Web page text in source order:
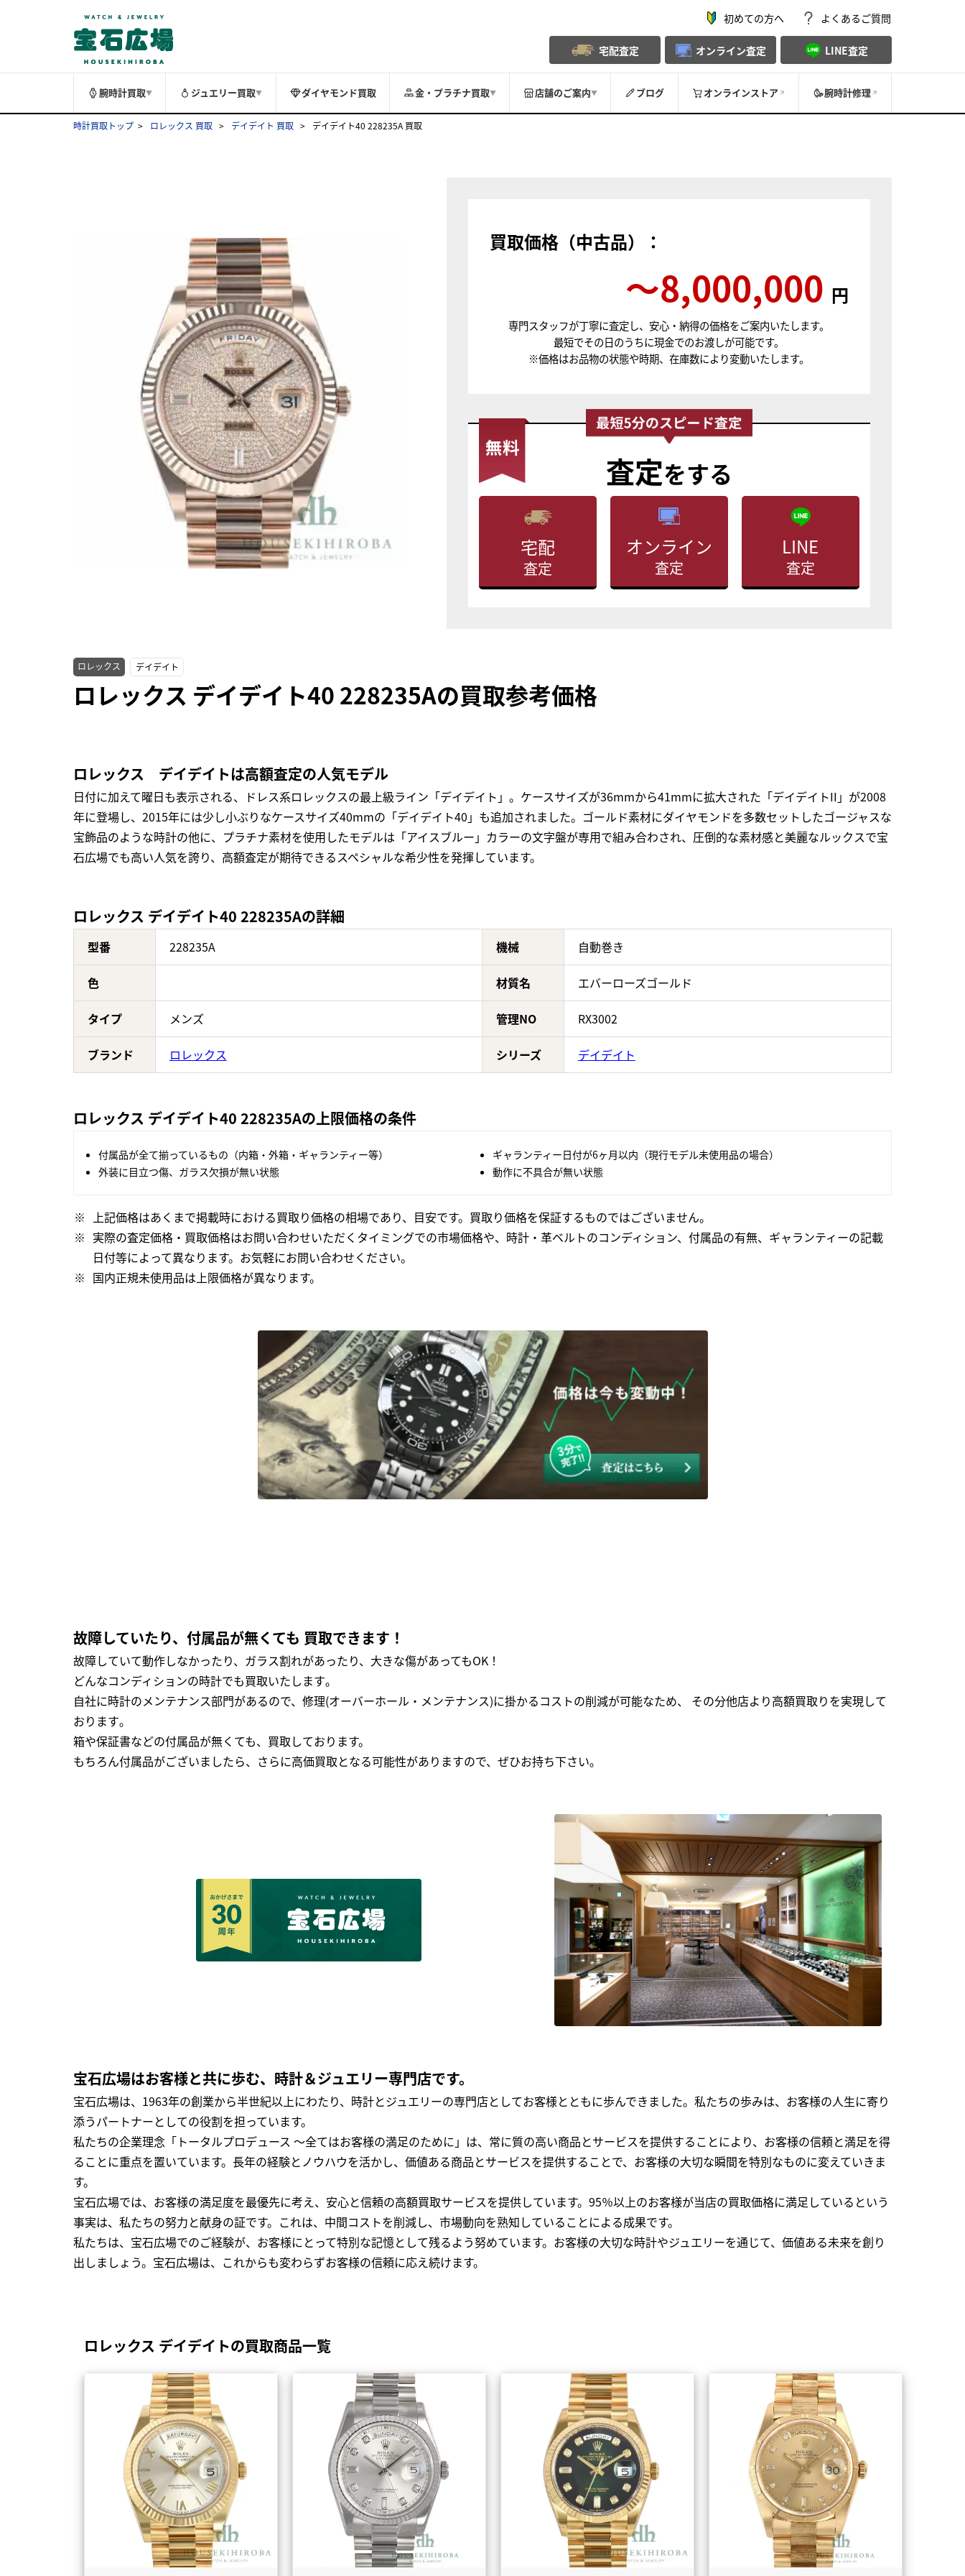
初めての方へ よくあるご質問
宅配査定 オンライン査定 LINE査定
腕時計買取▼ ジュエリー買取▼ ダイヤモンド買取 金・プラチナ買取▼ 店舗のご案内▼ ブログ オンラインストア 腕時計修理
時計買取トップ ロレックス 買取 デイデイト 買取 デイデイト40 228235A 買取
買取価格（中古品）：
〜8,000,000 円
専門スタッフが丁寧に査定し、安心・納得の価格をご案内いたします。
最短でその日のうちに現金でのお渡しが可能です。
※価格はお品物の状態や時期、在庫数により変動いたします。
査定をする
宅配
査定
オンライン
査定
LINE
査定
ロレックス デイデイト
ロレックス デイデイト40 228235Aの買取参考価格
ロレックス デイデイトは高額査定の人気モデル
日付に加えて曜日も表示される、ドレス系ロレックスの最上級ライン「デイデイト」。ケースサイズが36mmから41mmに拡大された「デイデイトII」が2008
年に登場し、2015年には少し小ぶりなケースサイズ40mmの「デイデイト40」も追加されました。ゴールド素材にダイヤモンドを多数セットしたゴージャスな
宝飾品のような時計の他に、プラチナ素材を使用したモデルは「アイスブルー」カラーの文字盤が専用で組み合わされ、圧倒的な素材感と美麗なルックスで宝
石広場でも高い人気を誇り、高額査定が期待できるスペシャルな希少性を発揮しています。
ロレックス デイデイト40 228235Aの詳細
型番 228235A 機械 自動巻き
色 材質名 エバーローズゴールド
タイプ メンズ 管理NO RX3002
ブランド ロレックス シリーズ デイデイト
ロレックス デイデイト40 228235Aの上限価格の条件
付属品が全て揃っているもの（内箱・外箱・ギャランティー等）
ギャランティー日付が6ヶ月以内（現行モデル未使用品の場合）
外装に目立つ傷、ガラス欠損が無い状態
動作に不具合が無い状態
上記価格はあくまで掲載時における買取り価格の相場であり、目安です。買取り価格を保証するものではございません。
実際の査定価格・買取価格はお問い合わせいただくタイミングでの市場価格や、時計・革ベルトのコンディション、付属品の有無、ギャランティーの記載
日付等によって異なります。お気軽にお問い合わせください。
国内正規未使用品は上限価格が異なります。
故障していたり、付属品が無くても 買取できます！
故障していて動作しなかったり、ガラス割れがあったり、大きな傷があってもOK！
どんなコンディションの時計でも買取いたします｡
自社に時計のメンテナンス部門があるので、修理(オーバーホール・メンテナンス)に掛かるコストの削減が可能なため、 その分他店より高額買取りを実現して
おります｡
箱や保証書などの付属品が無くても、買取しております。
もちろん付属品がございましたら、さらに高価買取となる可能性がありますので、ぜひお持ち下さい｡
宝石広場はお客様と共に歩む、時計＆ジュエリー専門店です。
宝石広場は、1963年の創業から半世紀以上にわたり、時計とジュエリーの専門店としてお客様とともに歩んできました。私たちの歩みは、お客様の人生に寄り
添うパートナーとしての役割を担っています。
私たちの企業理念「トータルプロデュース ～全てはお客様の満足のために」は、常に質の高い商品とサービスを提供することにより、お客様の信頼と満足を得
ることに重点を置いています。長年の経験とノウハウを活かし、価値ある商品とサービスを提供することで、お客様の大切な瞬間を特別なものに変えていきま
す。
宝石広場では、お客様の満足度を最優先に考え、安心と信頼の高額買取サービスを提供しています。95％以上のお客様が当店の買取価格に満足しているという
事実は、私たちの努力と献身の証です。これは、中間コストを削減し、市場動向を熟知していることによる成果です。
私たちは、宝石広場でのご経験が、お客様にとって特別な記憶として残るよう努めています。お客様の大切な時計やジュエリーを通じて、価値ある未来を創り
出しましょう。宝石広場は、これからも変わらずお客様の信頼に応え続けます。
ロレックス デイデイトの買取商品一覧